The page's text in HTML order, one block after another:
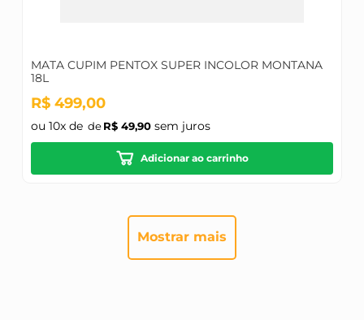
MATA CUPIM PENTOX SUPER INCOLOR MONTANA
18L
R$ 499,00
ou 10x de R$ 49,90sem juros
Adicionar ao carrinho
Mostrar mais